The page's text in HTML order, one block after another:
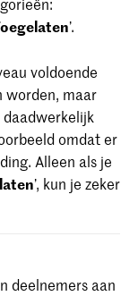
’.
voldoende
worden, maar
omdat er
Alleen als je
’, kun je zeker
deelnemers aan